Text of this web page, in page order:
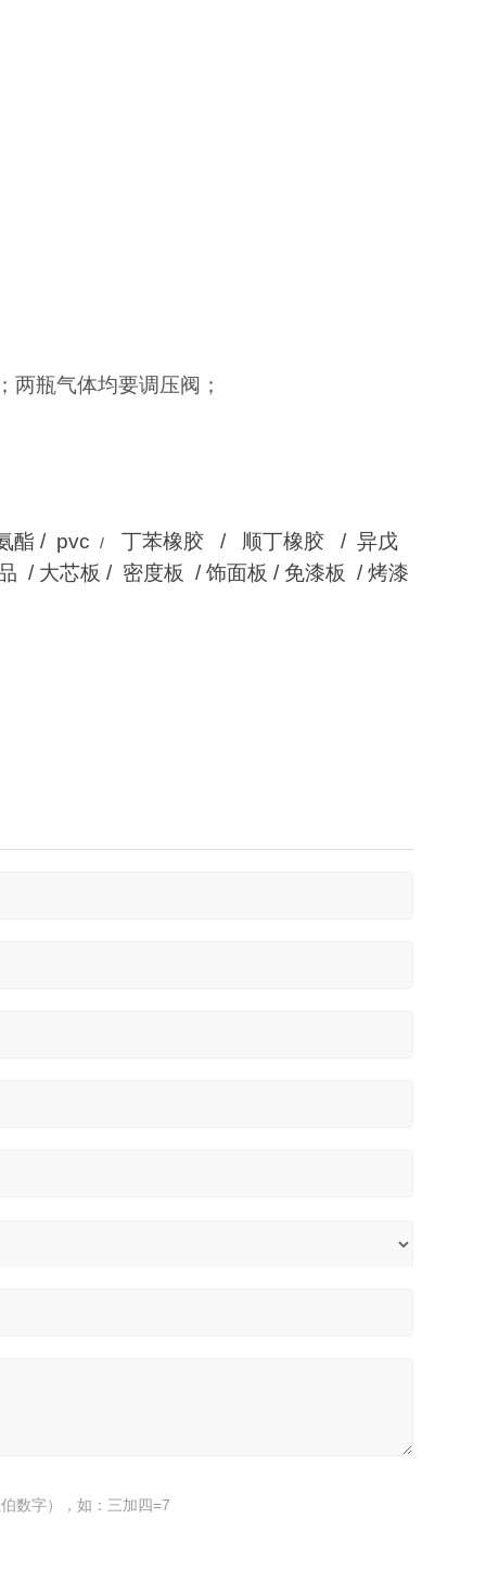
瓶气体均要调压阀；
酯 / pvc
/ 丁苯橡胶 / 顺丁橡胶 / 异戊
大芯板 / 密度板 / 饰面板 / 免漆板 / 烤漆
数字），如：三加四=7